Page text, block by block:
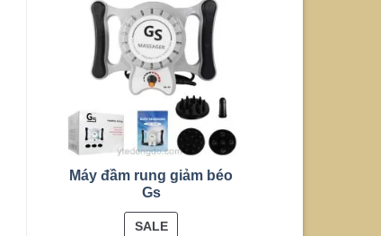
Máy đầm rung giảm béo
Gs
SALEPRODUCT